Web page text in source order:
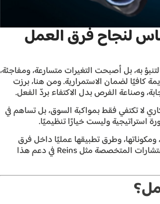
لنجاح فرق العمل
به، بل أصبحت التغيرات متسارعة، ومفاجئة،
كافيًا لضمان الاستمرارية. ومن هنا، برزت
وصناعة الفرص بدل الاكتفاء بردّ الفعل.
لا تكتفي فقط بمواكبة السوق، بل تساهم في
استراتيجية وليست خيارًا تنظيميًا.
وطرق تطبيقها عمليًا داخل فرق
العمل، بالإضافة إلى التحديات المحتملة، وأفضل الممارسات، ودور الاستشارات المتخصصة مثل Reins في دعم هذا